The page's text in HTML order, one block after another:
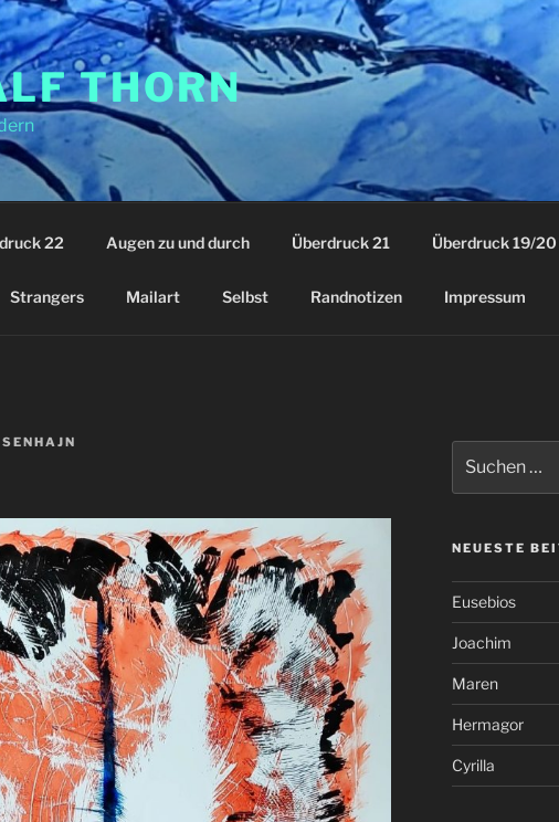
THORN
22 Augen zu und durch Überdruck 21 Überdruck 19/20
Strangers Mailart Selbst Randnotizen Impressum
nach:
NEUESTE
Eusebios
Joachim
Maren
Hermagor
Cyrilla